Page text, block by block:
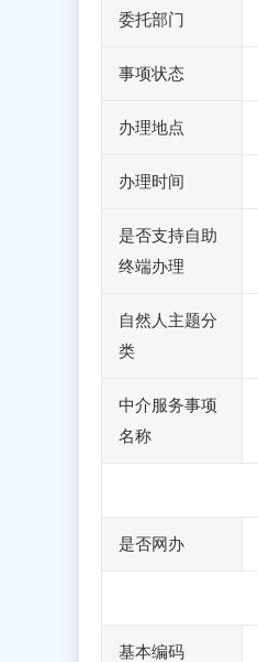
委托部门
事项状态
办理地点
办理时间
是否支持自助
终端办理
自然人主题分
类
中介服务事项
名称
是否网办
基本编码